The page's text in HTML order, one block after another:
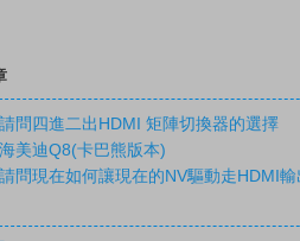
請問四進二出HDMI 矩陣切換器的選擇
海美迪Q8(卡巴熊版本)
請問現在如何讓現在的NV驅動走HDMI